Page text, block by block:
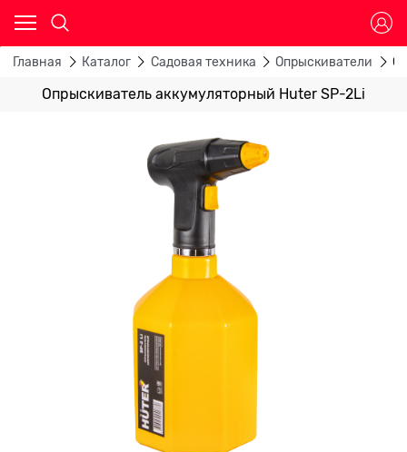
Главная Каталог Садовая техника Опрыскиватели
Опрыскиватель аккумуляторный Huter SP-2Li